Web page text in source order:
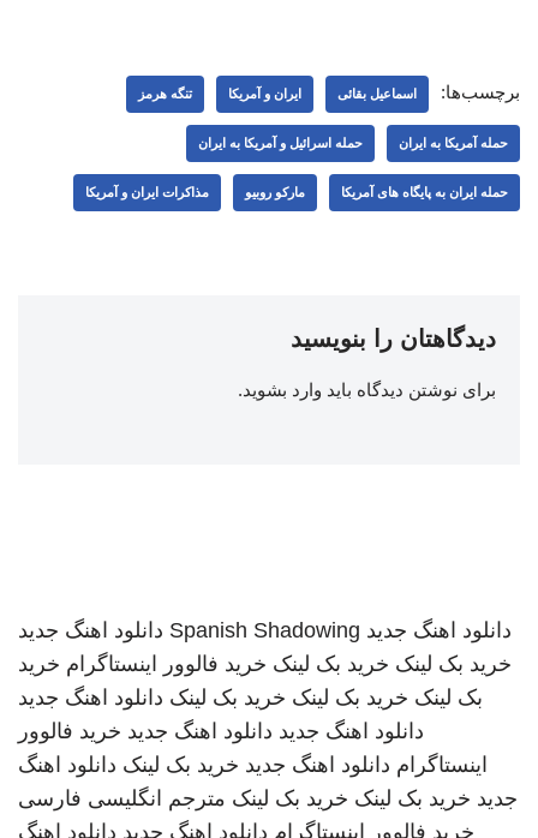
برچسب‌ها: اسماعیل بقائی ایران و آمریکا تنگه هرمز
حمله آمریکا به ایران حمله اسرائیل و آمریکا به ایران
حمله ایران به پایگاه های آمریکا مارکو روبیو مذاکرات ایران و آمریکا
دیدگاهتان را بنویسید
برای نوشتن دیدگاه باید وارد بشوید.
دانلود اهنگ جدید Spanish Shadowing دانلود اهنگ جدید
خرید بک لینک خرید بک لینک خرید فالوور اینستاگرام خرید
بک لینک خرید بک لینک خرید بک لینک دانلود اهنگ جدید
دانلود اهنگ جدید دانلود اهنگ جدید خرید فالوور
اینستاگرام دانلود اهنگ جدید خرید بک لینک دانلود اهنگ
جدید خرید بک لینک خرید بک لینک مترجم انگلیسی فارسی
خرید فالوور اینستاگرام دانلود اهنگ جدید دانلود اهنگ